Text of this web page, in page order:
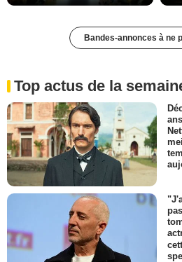
Bandes-annonces à ne
Top actus de la